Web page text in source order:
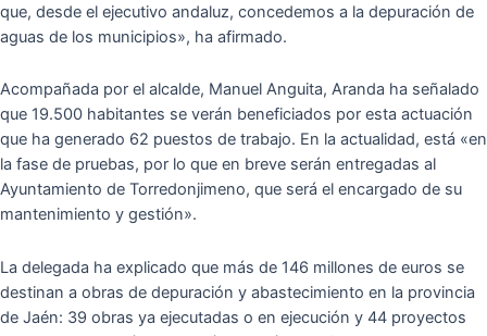
que, desde el ejecutivo andaluz, concedemos a la depuración de
aguas de los municipios», ha afirmado.
Acompañada por el alcalde, Manuel Anguita, Aranda ha señalado
que 19.500 habitantes se verán beneficiados por esta actuación
que ha generado 62 puestos de trabajo. En la actualidad, está «en
la fase de pruebas, por lo que en breve serán entregadas al
Ayuntamiento de Torredonjimeno, que será el encargado de su
mantenimiento y gestión».
La delegada ha explicado que más de 146 millones de euros se
destinan a obras de depuración y abastecimiento en la provincia
de Jaén: 39 obras ya ejecutadas o en ejecución y 44 proyectos